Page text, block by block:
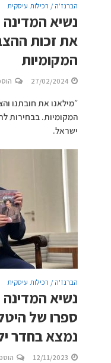
הברנז'ה / רכילות עיסקית
נשיא
את זכות
המקומיות
27/02/2024
״מילאנו את חובתנו
המקומיות. בבחירות
ישראל.
הברנז'ה / רכילות עיסקית
ספרו של
נמצא בחדר
12/11/2023